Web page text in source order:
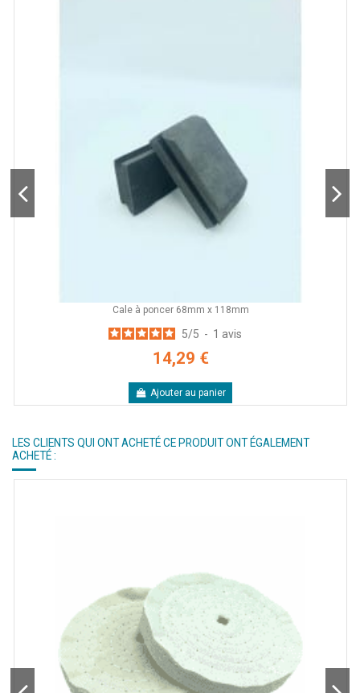
Cale à poncer 68mm x 118mm
5/5 - 1 avis
14,29 €
Ajouter au panier
LES CLIENTS QUI ONT ACHETÉ CE PRODUIT ONT ÉGALEMENT
ACHETÉ :